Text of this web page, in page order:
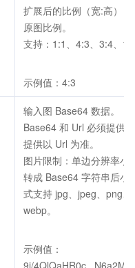
扩展后的比例（宽:高）
原图比例。
支持：1:1、4:3、3:4、
示例值：4:3
输入图 Base64 数据。
Base64 和 Url 必须提供
提供以 Url 为准。
图片限制：单边分辨率小
转成 Base64 字符串后小
式支持 jpg、jpeg、png
webp。
示例值：
9j/